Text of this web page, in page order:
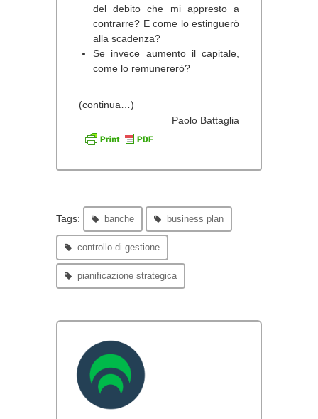
del debito che mi appresto a
contrarre? E come lo estinguerò
alla scadenza?
Se invece aumento il capitale,
come lo remunererò?
(continua…)
Paolo Battaglia
Tags: banche business plan
controllo di gestione
pianificazione strategica